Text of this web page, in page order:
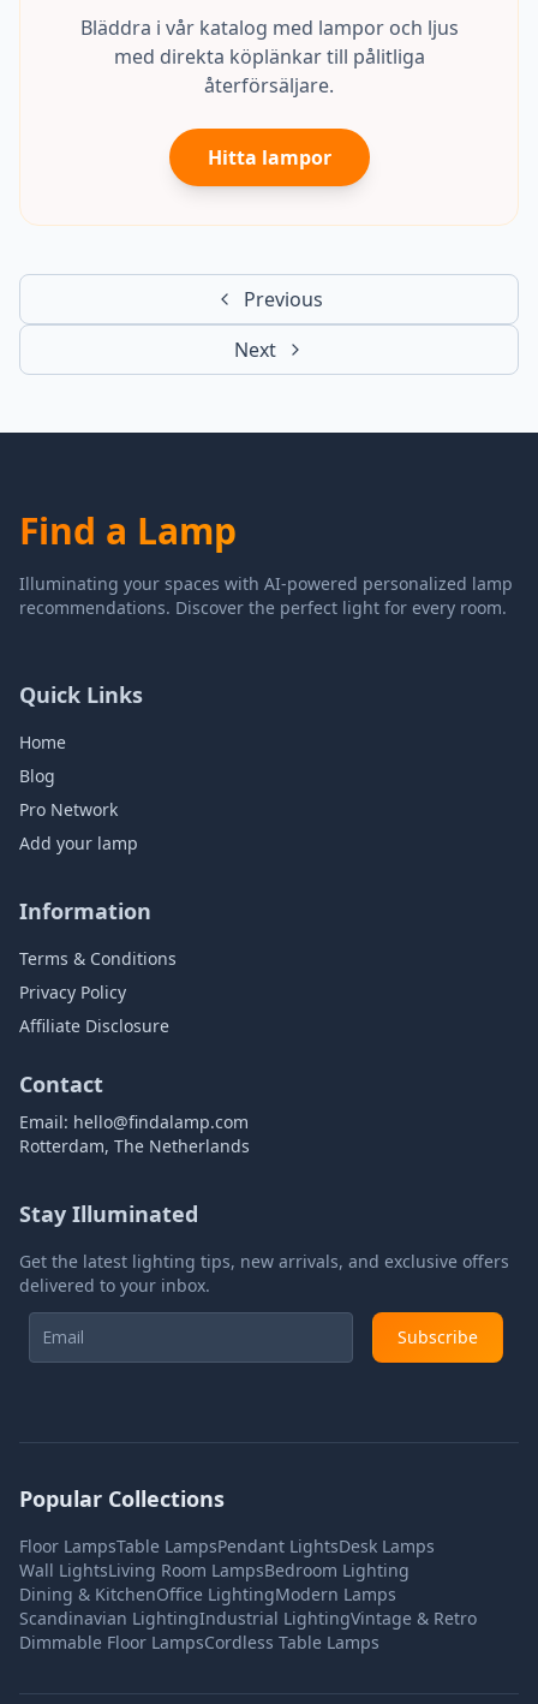
Bläddra i vår katalog med lampor och ljus
med direkta köplänkar till pålitliga
återförsäljare.
Hitta lampor
Previous
Next
Find a Lamp
Illuminating your spaces with AI-powered personalized lamp
recommendations. Discover the perfect light for every room.
Quick Links
Home
Blog
Pro Network
Add your lamp
Information
Terms & Conditions
Privacy Policy
Affiliate Disclosure
Contact
Email: hello@findalamp.com
Rotterdam, The Netherlands
Stay Illuminated
Get the latest lighting tips, new arrivals, and exclusive offers
delivered to your inbox.
Subscribe
Popular Collections
Floor LampsTable LampsPendant LightsDesk Lamps
Wall LightsLiving Room LampsBedroom Lighting
Dining & KitchenOffice LightingModern Lamps
Scandinavian LightingIndustrial LightingVintage & Retro
Dimmable Floor LampsCordless Table Lamps